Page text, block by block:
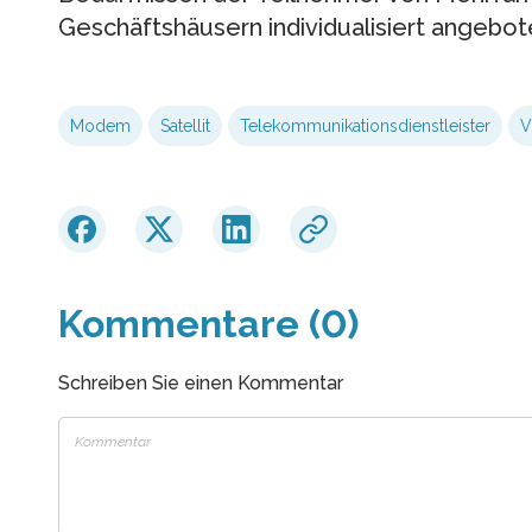
Geschäftshäusern individualisiert
Modem Satellit Telekommunikationsdienstleister
Kommentare (0)
Schreiben Sie einen Kommentar